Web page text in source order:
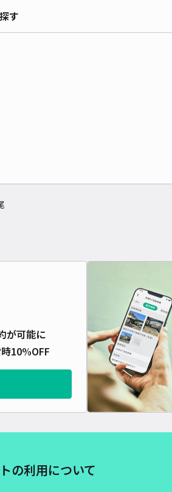
す
が可能に
10%OFF
の利用について